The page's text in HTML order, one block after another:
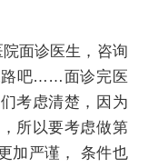
面诊医生，咨询
路吧……面诊完医
考虑清楚，因为
所以要考虑做第
加严谨， 条件也